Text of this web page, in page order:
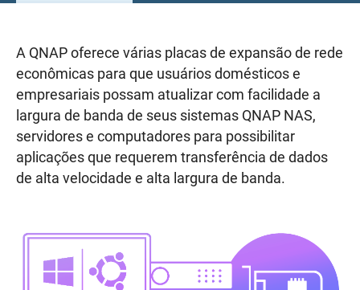
A QNAP oferece várias placas de expansão de rede
econômicas para que usuários domésticos e
empresariais possam atualizar com facilidade a
largura de banda de seus sistemas QNAP NAS,
servidores e computadores para possibilitar
aplicações que requerem transferência de dados
de alta velocidade e alta largura de banda.